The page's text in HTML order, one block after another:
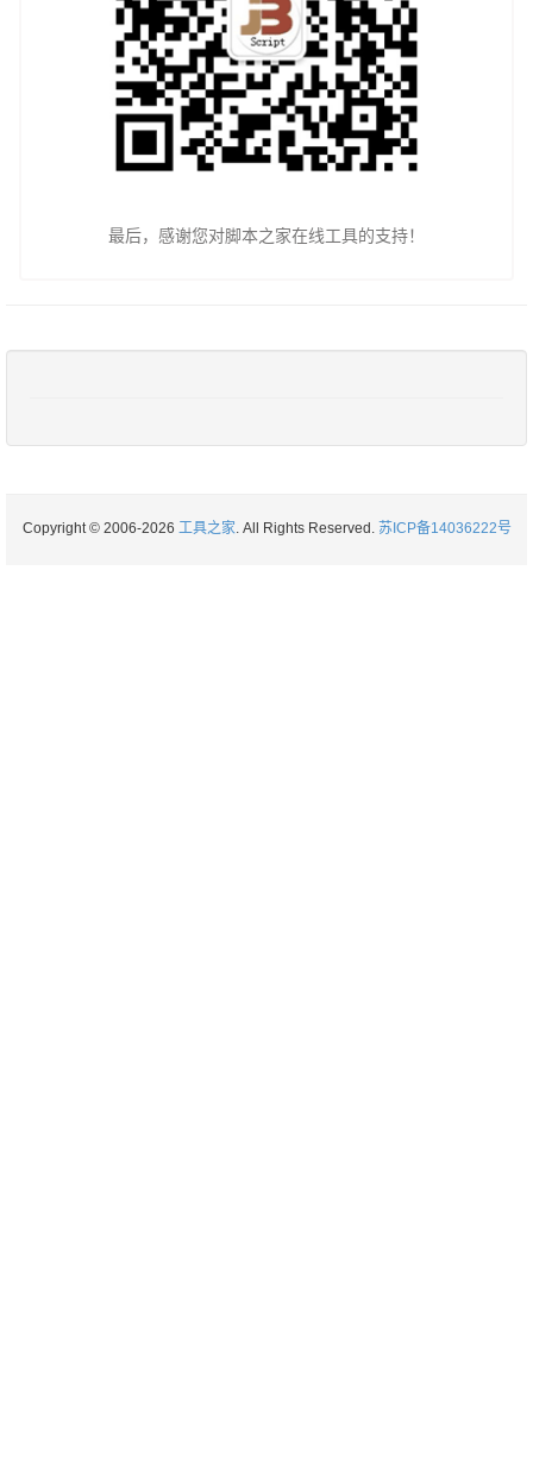
最后，感谢您对脚本之家在线工具的支持！
Copyright © 2006-2026 工具之家. All Rights Reserved. 苏ICP备14036222号